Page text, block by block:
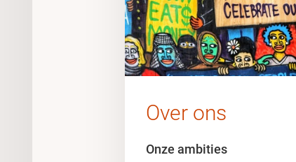
Over ons
Onze ambities